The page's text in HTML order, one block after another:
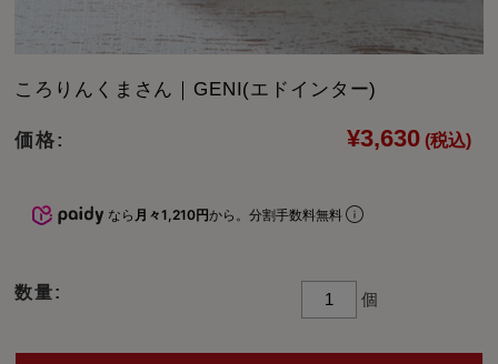
ころりんくまさん｜GENI(エドインター)
価格: ¥3,630 (税込)
なら 月々1,210円から。分割手数料無料
数量: 個